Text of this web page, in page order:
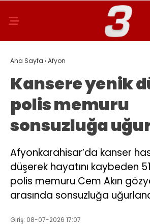
Ana Sayfa ›Afyon
Kansere yenik
polis memuru
sonsuzluğa
Afyonkarahisar’da kanser
düşerek hayatını kaybeden
polis memuru Cem Akın
arasında sonsuzluğa
Giriş: 08-07-2026 17:07